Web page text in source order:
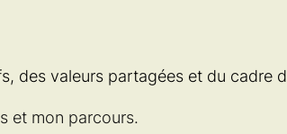
des valeurs partagées et du cadre
et mon parcours.